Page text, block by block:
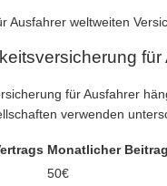
Ausfahrer weltweiten
für
für Ausfahrer
verwenden
Monatlicher
50€